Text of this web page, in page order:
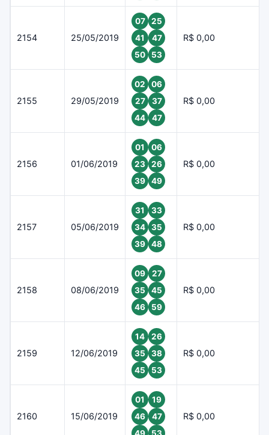
2154 25/05/2019
07
25
41
47
50
53
R$ 0,00
2155 29/05/2019
02
06
27
37
44
47
R$ 0,00
2156 01/06/2019
01
06
23
26
39
49
R$ 0,00
2157 05/06/2019
31
33
34
35
39
48
R$ 0,00
2158 08/06/2019
09
27
35
45
46
59
R$ 0,00
2159 12/06/2019
14
26
35
38
45
53
R$ 0,00
2160 15/06/2019
01
19
46
47
R$ 0,00